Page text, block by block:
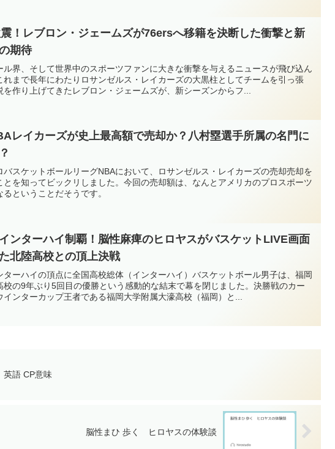
るいキャラクターも現地ファンに愛され、「河村フィーバー」と呼ばれるほどの
言われています。シカゴ・ブルズでの試練と復活次のステージとなったのが、
ゴ・ブルズでした。マイケル・ジョーダン氏が活躍したことで知られるNBA屈
です。河村選手はここでも2ウェイ契約を勝ち取り、再びNBAへの道を歩み始め
り、治療とリハビリに専念するため契約が解除されることになったのです。突然
により、再びNBAへの道が遠のいたように見えました。しかし河村選手は諦めま
3か月にわたるリハビリに取り組み、2026年1月には見事にブルズとの再契約を
、10アシストという素晴らしい数字を記録し、得点力とゲームメイク能力の両
特にポイントガードとして試合をコントロールする能力は高く評価されたようで
選手の中で決して恵まれているとは言えませんが、視野の広さやパスセンス、
て勝負強さで存在感を発揮してきました。河村選手がここまでNBAへの挑戦を続
由は、こうした確かな実力があるからこそだと思います。新天地インディアナ・
して2026年6月30日、河村選手がインディアナ・ペイサーズの一員としてNBAサ
ちにとって非常に重要なアピールの場となります。河村選手にとっても、自身の
絶好の機会になるでしょう。グリズリーズ、ブルズに続く3度目のNBA挑戦。こ
てきた経験を武器に、新天地でも大きな活躍を見せてくれることを期待していま
ひとこと僕自身、バスケットボールが大好きなので、河村勇輝選手の挑戦は以前
ます。怪我や契約解除など苦しい時期もありましたが、そのたびに努力で乗り越
勇気をもらいます。日本人選手が世界最高峰のリーグに挑戦し続ける姿は、多く
希望を与えてくれているのではないでしょうか。インディアナ・ペイサーズでの
どのような結果になるのか、今からとても楽しみです。今後も河村選手の動向を
！レブロン・ジェームズが76ersへ移籍を決断した衝撃と新
期待
ル界、そして世界中のスポーツファンに大きな衝撃を与えるニュースが飛び込ん
れまで長年にわたりロサンゼルス・レイカーズの大黒柱としてチームを引っ張
を作り上げてきたレブロン・ジェームズが、新シーズンからフ...
レイカーズが史上最高額で売却か？八村塁選手所属の名門に
バスケットボールリーグNBAにおいて、ロサンゼルス・レイカーズの売却売却を
とを知ってビックリしました。今回の売却額は、なんとアメリカのプロスポーツ
ということだそうです。
ンターハイ制覇！脳性麻痺のヒロヤスがバスケットLIVE画面
北陸高校との頂上決戦
ターハイの頂点に全国高校総体（インターハイ）バスケットボール男子は、福岡
校の9年ぶり5回目の優勝という感動的な結末で幕を閉じました。決勝戦のカー
インターカップ王者である福岡大学附属大濠高校（福岡）と...
英語 CP意味
脳性まひ 歩く ヒロヤスの体験談